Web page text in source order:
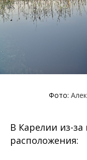
Фото:
В Карелии из-за
расположения: